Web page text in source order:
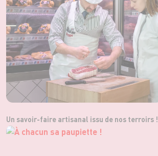
Un savoir-faire artisanal issu de nos terroirs !